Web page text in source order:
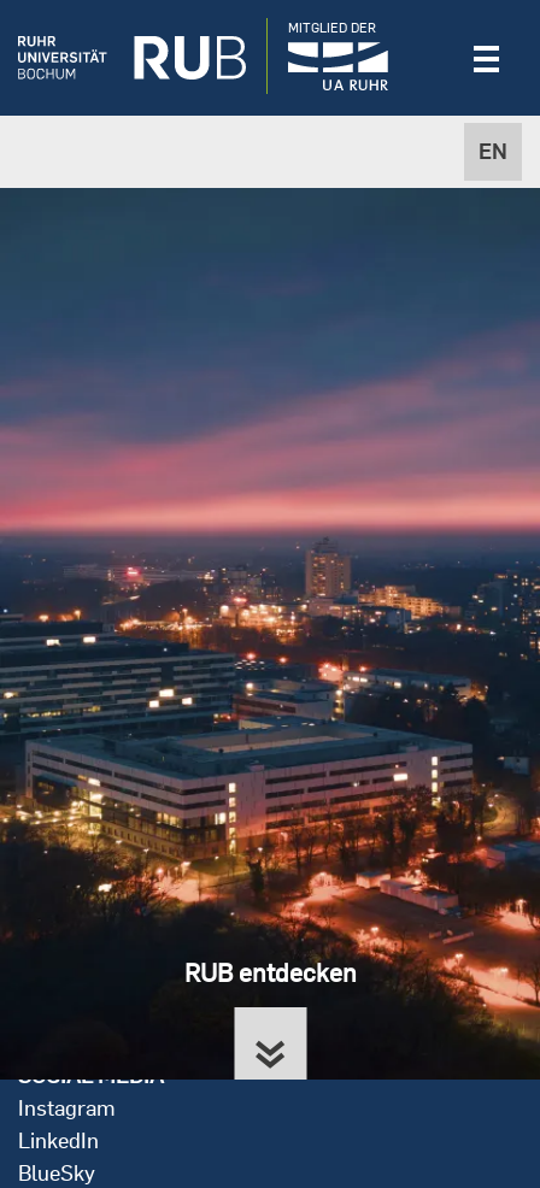
EN
MITGLIED DER
RUB entdecken
RUHR-UNIVERSITÄT BOCHUM
Universitätsstraße 150
44801 Bochum
Datenschutz
Barrierefreiheit
Impressum
Bildnachweis
SCHNELLZUGRIFF
Service und Themen
SOCIAL MEDIA
Instagram
LinkedIn
BlueSky